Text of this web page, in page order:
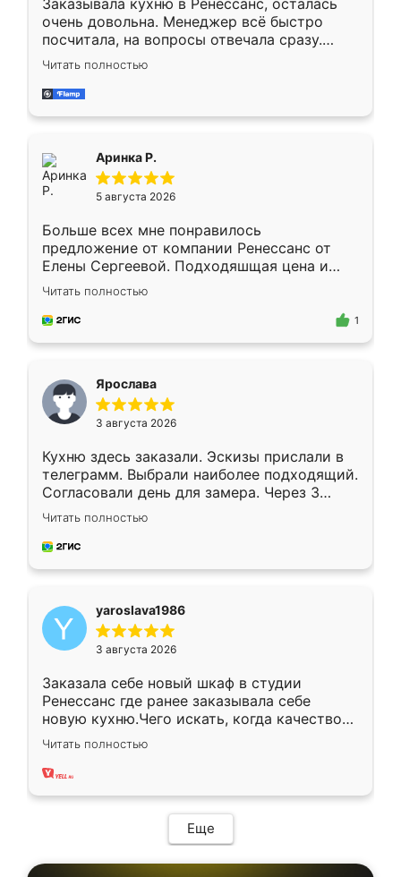
Заказывала кухню в Ренессанс, осталась
очень довольна. Менеджер всё быстро
посчитала, на вопросы отвечала сразу.
Замерщик приехал в субботу, подошёл к
делу со всей ответственностью. Собрали
за день, ребята работали аккуратно, даже
Читать полностью
Аринка Р.
5 августа 2026
Больше всех мне понравилось
предложение от компании Ренессанс от
Елены Сергеевой. Подходяшщая цена и
короткие сроки изготовления. Приехавший
для замера сотрудник Владислав
предложил по моему эскизу самый
Читать полностью
1
Ярослава
3 августа 2026
Кухню здесь заказали. Эскизы прислали в
телеграмм. Выбрали наиболее подходящий.
Согласовали день для замера. Через 3
недели кухня была уже готова. Остались
довольны работой. Спасибо Ренессанс
мебель за качественную работу!
Читать полностью
yaroslava1986
3 августа 2026
Заказала себе новый шкаф в студии
Ренессанс где ранее заказывала себе
новую кухню.Чего искать, когда качеством
вполне довольна. Служит кухня уже почти
два года, нареканий нет.
Читать полностью
Еще